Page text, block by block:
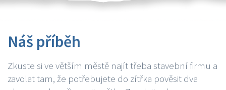
Náš příběh
Zkuste si ve větším městě najít třeba stavební firmu a
zavolat tam, že potřebujete do zítřka pověsit dva